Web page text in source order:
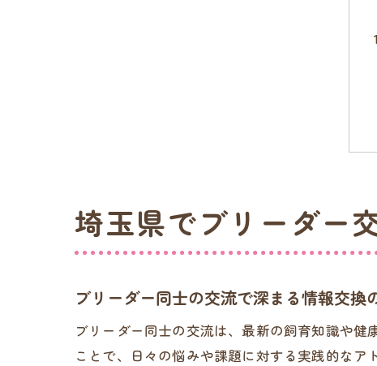
埼玉県でブリーダー
ブリーダー同士の交流で深まる情報交換
ブリーダー同士の交流は、最新の飼育知識や
ことで、日々の悩みや課題に対する実践的な